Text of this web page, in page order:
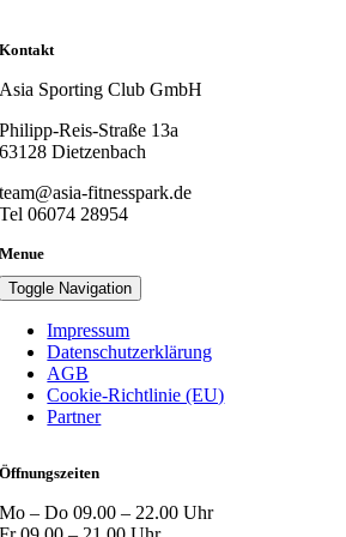
Kontakt
Asia Sporting Club GmbH
Philipp-Reis-Straße 13a
63128 Dietzenbach
team@asia-fitnesspark.de
Tel 06074 28954
Menue
Toggle Navigation
Impressum
Datenschutzerklärung
AGB
Cookie-Richtlinie (EU)
Partner
Öffnungszeiten
Mo – Do 09.00 – 22.00 Uhr